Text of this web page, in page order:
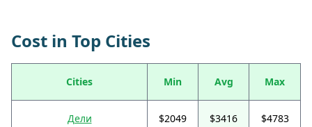
Cost in Top Cities
Cities Min Avg Max
Дели $2049 $3416 $4783